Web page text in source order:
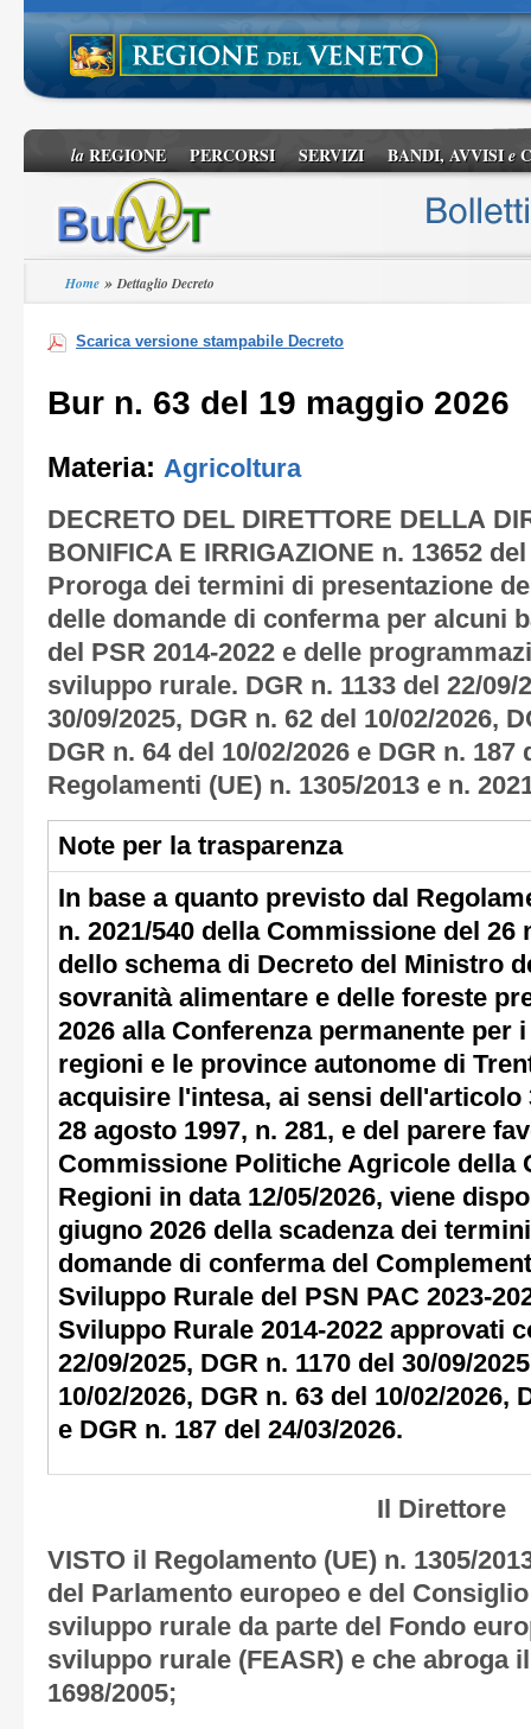
laREGIONE PERCORSI SERVIZI BANDI, AVVISIe
Home »Dettaglio Decreto
Scarica versione stampabile Decreto
Bur n. 63 del 19 maggio 2026
Materia: Agricoltura
DECRETO DEL DIRETTORE DELLA
BONIFICA E IRRIGAZIONE n. 13652
Proroga dei termini di presentazione
delle domande di conferma per alcuni
del PSR 2014-2022 e delle
sviluppo rurale. DGR n. 1133 del 22/09/
30/09/2025, DGR n. 62 del 10/02/2026,
DGR n. 64 del 10/02/2026 e DGR n. 187
Regolamenti (UE) n. 1305/2013 e n.
Note per la trasparenza
In base a quanto previsto dal
n. 2021/540 della Commissione del 26
dello schema di Decreto del Ministro
sovranità alimentare e delle foreste
2026 alla Conferenza permanente per
regioni e le province autonome di
acquisire l'intesa, ai sensi
28 agosto 1997, n. 281, e del parere
Commissione Politiche Agricole della
Regioni in data 12/05/2026, viene
giugno 2026 della scadenza dei
domande di conferma del
Sviluppo Rurale del PSN PAC 2023-
Sviluppo Rurale 2014-2022 approvati
22/09/2025, DGR n. 1170 del 30/09/
10/02/2026, DGR n. 63 del 10/02/2026,
e DGR n. 187 del 24/03/2026.
Il Direttore
VISTO il Regolamento (UE) n. 1305/
del Parlamento europeo e del
sviluppo rurale da parte del Fondo
sviluppo rurale (FEASR) e che abroga
1698/2005;